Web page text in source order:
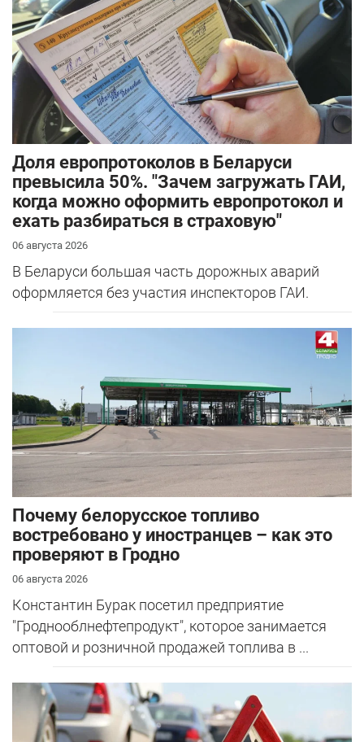
Доля европротоколов в Беларуси
превысила 50%. "Зачем загружать ГАИ,
когда можно оформить европротокол и
ехать разбираться в страховую"
06 августа 2026
В Беларуси большая часть дорожных аварий
оформляется без участия инспекторов ГАИ.
Почему белорусское топливо
востребовано у иностранцев – как это
проверяют в Гродно
06 августа 2026
Константин Бурак посетил предприятие
"Гроднооблнефтепродукт", которое занимается
оптовой и розничной продажей топлива в ...